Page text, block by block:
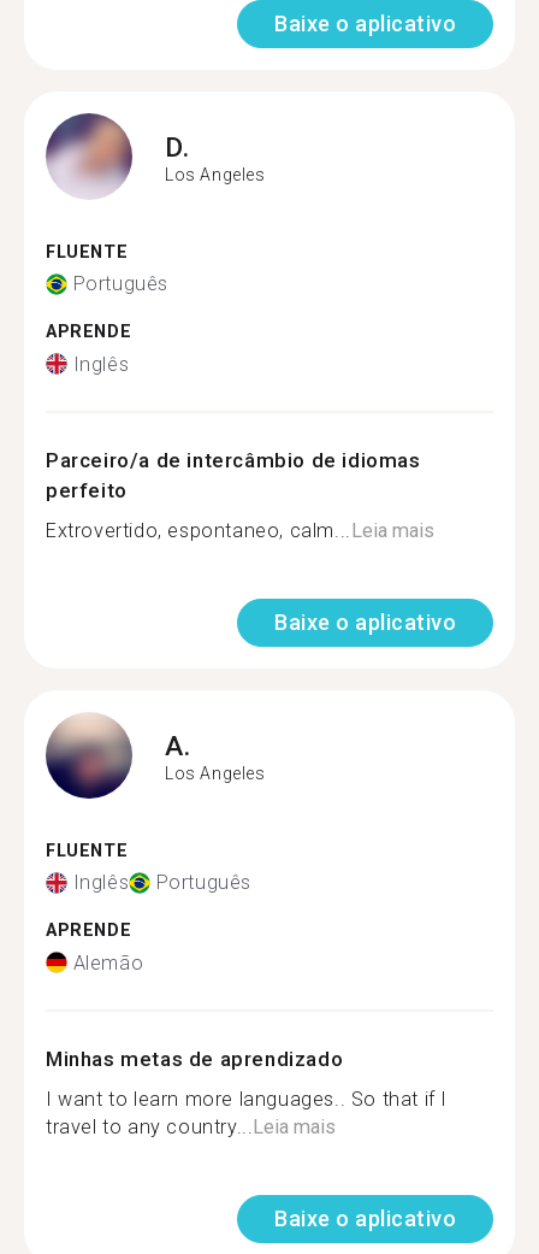
Baixe o aplicativo
D.
Los Angeles
FLUENTE
Português
APRENDE
Inglês
Parceiro/a de intercâmbio de idiomas
perfeito
Extrovertido, espontaneo, calm... Leia mais
Baixe o aplicativo
A.
Los Angeles
FLUENTE
Inglês Português
APRENDE
Alemão
Minhas metas de aprendizado
I want to learn more languages.. So that if I
travel to any country... Leia mais
Baixe o aplicativo